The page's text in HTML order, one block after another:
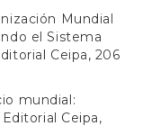
Mundial
el Sistema
Ceipa, 206
mundial:
Ceipa,